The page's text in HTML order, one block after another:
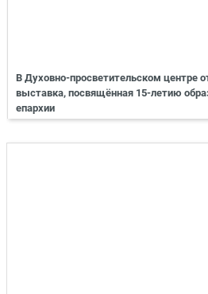
В Духовно-просветительском центре
выставка, посвящённая 15-летию
епархии